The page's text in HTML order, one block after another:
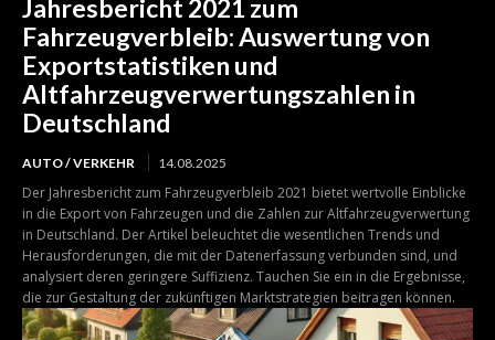
Jahresbericht 2021 zum
Fahrzeugverbleib: Auswertung von
Exportstatistiken und
Altfahrzeugverwertungszahlen in
Deutschland
AUTO / VERKEHR 14.08.2025
Der Jahresbericht zum Fahrzeugverbleib 2021 bietet wertvolle Einblicke
in die Export von Fahrzeugen und die Zahlen zur Altfahrzeugverwertung
in Deutschland. Der Artikel beleuchtet die wesentlichen Trends und
Herausforderungen, die mit der Datenerfassung verbunden sind, und
analysiert deren geringere Suffizienz. Tauchen Sie ein in die Ergebnisse,
die zur Gestaltung der zukünftigen Marktstrategien beitragen können.